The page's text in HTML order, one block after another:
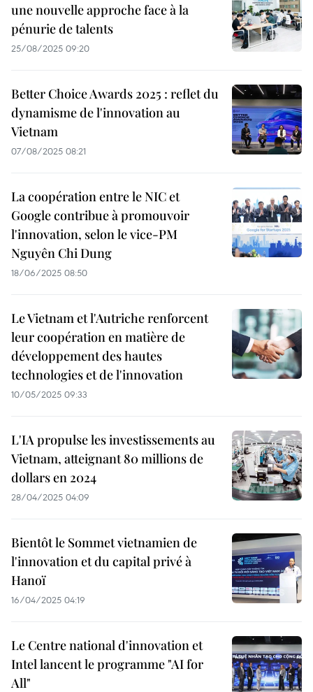
une nouvelle approche face à la
pénurie de talents
25/08/2025 09:20
Better Choice Awards 2025 : reflet du
dynamisme de l'innovation au
Vietnam
07/08/2025 08:21
La coopération entre le NIC et
Google contribue à promouvoir
l'innovation, selon le vice-PM
Nguyên Chi Dung
18/06/2025 08:50
Le Vietnam et l'Autriche renforcent
leur coopération en matière de
développement des hautes
technologies et de l'innovation
10/05/2025 09:33
L'IA propulse les investissements au
Vietnam, atteignant 80 millions de
dollars en 2024
28/04/2025 04:09
Bientôt le Sommet vietnamien de
l'innovation et du capital privé à
Hanoï
16/04/2025 04:19
Le Centre national d'innovation et
Intel lancent le programme "AI for
All"